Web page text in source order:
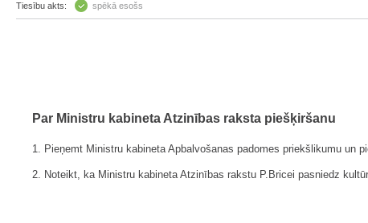
Tiesību akts: spēkā esošs
Par Ministru kabineta Atzinības raksta piešķiršanu
1. Pieņemt Ministru kabineta Apbalvošanas padomes priekšlikumu un
2. Noteikt, ka Ministru kabineta Atzinības rakstu P.Bricei pasniedz